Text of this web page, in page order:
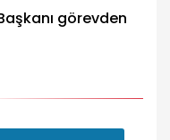
görevden